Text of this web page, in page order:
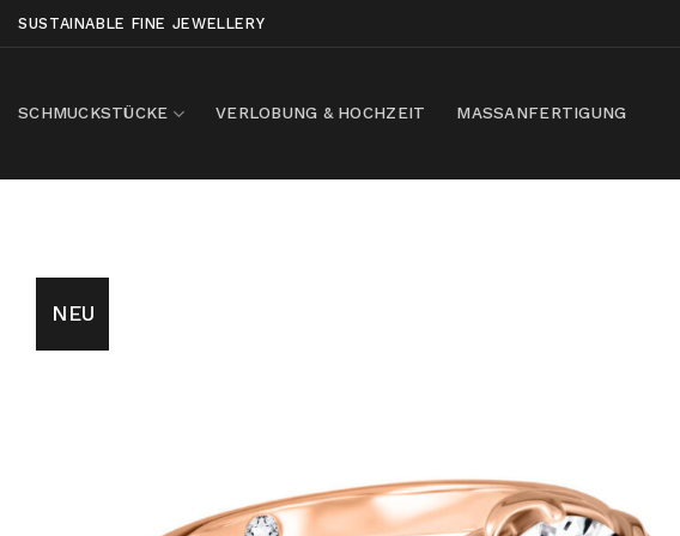
Skip
SUSTAINABLE FINE JEWELLERY
SCHMUCKSTÜCKE VERLOBUNG & HOCHZEIT MASSANFERTIGUNG
NEU